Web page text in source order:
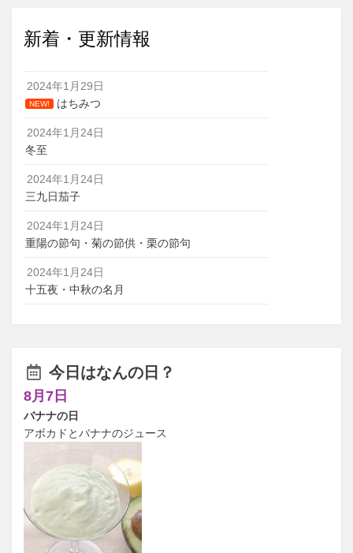
新着・更新情報
2024年1月29日
NEW! はちみつ
2024年1月24日
冬至
2024年1月24日
三九日茄子
2024年1月24日
重陽の節句・菊の節供・栗の節句
2024年1月24日
十五夜・中秋の名月
今日はなんの日？
8月7日
バナナの日
アボカドとバナナのジュース